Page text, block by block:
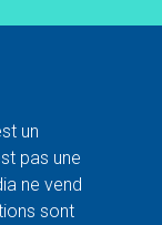
un
pas une
ne vend
sont